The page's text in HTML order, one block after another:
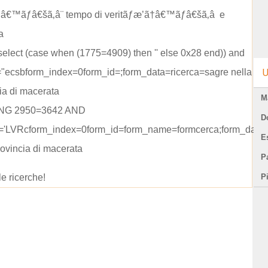
tempo di veritãƒæ’ã†â€™ãƒâ€šã‚â e
(case when (1775=4909) then '' else 0x28 end)) and
nella
di macerata
2950=3642 AND
di macerata
ricerche!